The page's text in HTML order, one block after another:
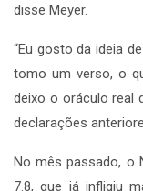
disse Meyer.
“Eu gosto da ideia
tomo um verso, o
deixo o oráculo real
declarações
No mês passado, o
7.8, que já infligiu